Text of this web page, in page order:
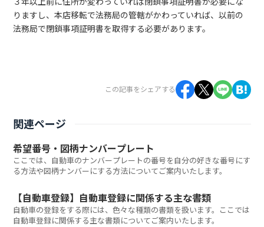
りますし、本店移転で法務局の管轄がかわっていれば、以前の
法務局で閉鎖事項証明書を取得する必要があります。
この記事をシェアする
関連ページ
希望番号・図柄ナンバープレート
ここでは、自動車のナンバープレートの番号を自分の好きな番号にす
る方法や図柄ナンバーにする方法についてご案内いたします。
【自動車登録】自動車登録に関係する主な書類
自動車の登録をする際には、色々な種類の書類を扱います。ここでは
自動車登録に関係する主な書類についてご案内いたします。